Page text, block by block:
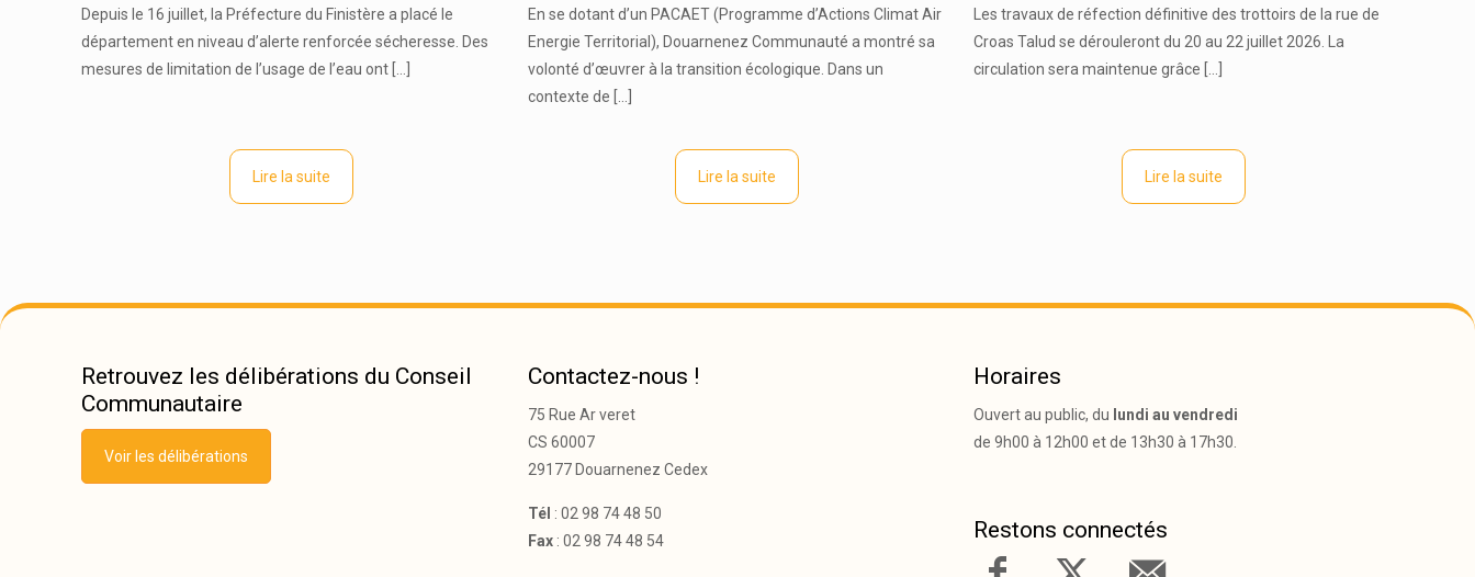
Depuis le 16 juillet, la Préfecture du Finistère a placé le
département en niveau d’alerte renforcée sécheresse. Des
mesures de limitation de l’usage de l’eau ont
Lire la suite
En se dotant d’un PACAET (Programme d’Actions Climat Air
Energie Territorial), Douarnenez Communauté a montré sa
volonté d’œuvrer à la transition écologique. Dans un
contexte de
Lire la suite
Les travaux de réfection définitive des trottoirs de la rue de
Croas Talud se dérouleront du 20 au 22 juillet 2026. La
circulation sera maintenue grâce
Lire la suite
Retrouvez les délibérations du Conseil
Communautaire
Voir les délibérations
Contactez-nous !
75 Rue Ar veret
CS 60007
29177 Douarnenez Cedex
Tél : 02 98 74 48 50
Fax: 02 98 74 48 54
Horaires
Ouvert au public, du lundi au vendredi
de 9h00 à 12h00 et de 13h30 à 17h30.
Restons connectés